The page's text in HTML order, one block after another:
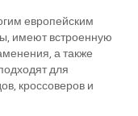
европейским
имеют встроенную
а также
для
кроссоверов и